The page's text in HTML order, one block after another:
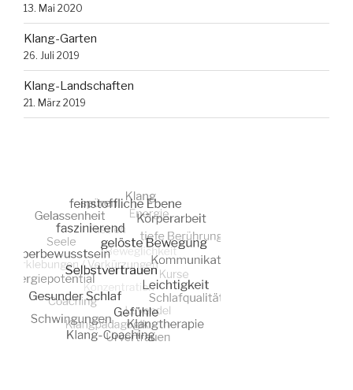
13. Mai 2020
Klang-Garten
26. Juli 2019
Klang-Landschaften
21. März 2019